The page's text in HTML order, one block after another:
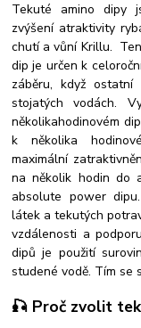
Tekuté amino dipy
zvýšení atraktivity
chutí a vůní Krillu.
dip je určen k
záběru, když
stojatých vodách.
několikahodinovém
k několika
maximální
na několik hodin do
absolute power dipu.
látek a tekutých
vzdálenosti a
dipů je použití
studené vodě. Tím se
🎣 Proč zvolit